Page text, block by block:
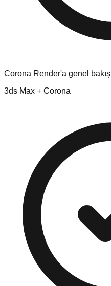
Corona Render'a genel bakış
3ds Max + Corona